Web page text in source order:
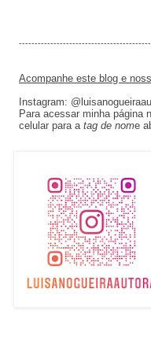
Acompanhe este blog e
Instagram:
Para acessar minha página
celular para a tag de nome